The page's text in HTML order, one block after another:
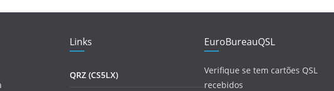
Links
QRZ (CS5LX)
EuroBureauQSL
Verifique se tem cartões QSL
recebidos